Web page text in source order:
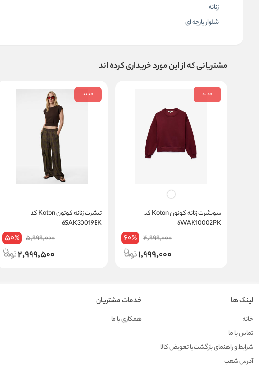
زنانه
شلوار پارچه ای
مشتریانی که از این مورد خریداری کرده اند
جدید
سویشرت زنانه کوتون Koton کد
6WAK10002PK
4,999,000
60%
1,999,000
جدید
تیشرت زنانه کوتون Koton کد
6SAK30019EK
5,999,000
50%
2,999,500
لینک ها
خانه
تماس با ما
شرایط و راهنمای بازگشت یا تعویض کالا
آدرس شعب
خدمات مشتریان
همکاری با ما